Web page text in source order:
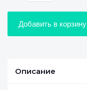
Добавить в корзину
Описание